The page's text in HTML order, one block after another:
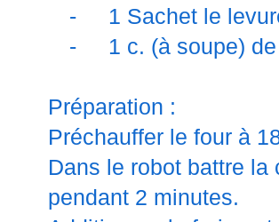
-
1 Sachet le
-
1 c. (à soupe)
Préparation :
Préchauffer le four à
Dans le robot battre
pendant 2 minutes.